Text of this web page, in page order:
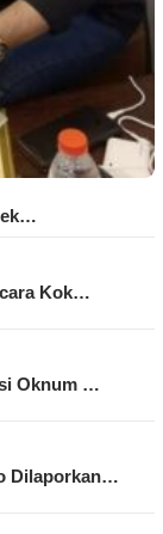
Kok…
Oknum …
Dilaporkan…